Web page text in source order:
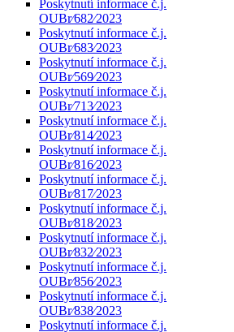
Poskytnutí informace č.j.
OUBr⁄682⁄2023
Poskytnutí informace č.j.
OUBr⁄683⁄2023
Poskytnutí informace č.j.
OUBr⁄569⁄2023
Poskytnutí informace č.j.
OUBr⁄713⁄2023
Poskytnutí informace č.j.
OUBr⁄814⁄2023
Poskytnutí informace č.j.
OUBr⁄816⁄2023
Poskytnutí informace č.j.
OUBr⁄817⁄2023
Poskytnutí informace č.j.
OUBr⁄818⁄2023
Poskytnutí informace č.j.
OUBr⁄832⁄2023
Poskytnutí informace č.j.
OUBr⁄856⁄2023
Poskytnutí informace č.j.
OUBr⁄838⁄2023
Poskytnutí informace č.j.